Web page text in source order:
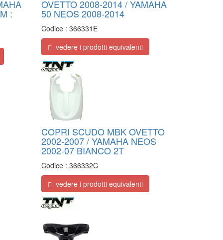
:
OVETTO 2008-2014 / YAMAHA
50 NEOS 2008-2014
Codice :366331E
vedere i prodotti equivalenti
COPRI SCUDO MBK OVETTO
2002-2007 / YAMAHA NEOS
2002-07 BIANCO 2T
Codice :366332C
vedere i prodotti equivalenti